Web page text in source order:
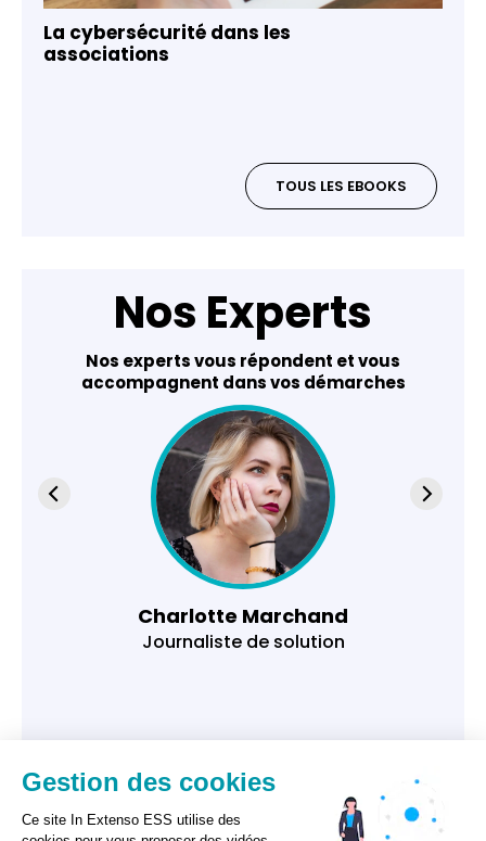
La cybersécurité dans les
associations
TOUS LES EBOOKS
Nos Experts
Nos experts vous répondent et vous
accompagnent dans vos démarches
Charlotte Marchand
Journaliste de solution
Gestion des cookies
Ce site In Extenso ESS utilise des